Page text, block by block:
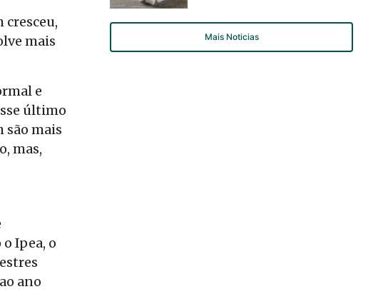
mais
e
último
são mais
mas,
Ipea, o
ano